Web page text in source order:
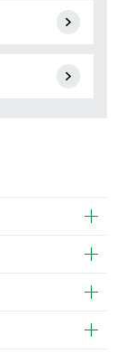
送いたします。
ご注文は週明け